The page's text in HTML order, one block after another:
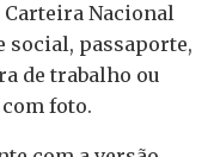
Carteira Nacional
social, passaporte,
de trabalho ou
foto.